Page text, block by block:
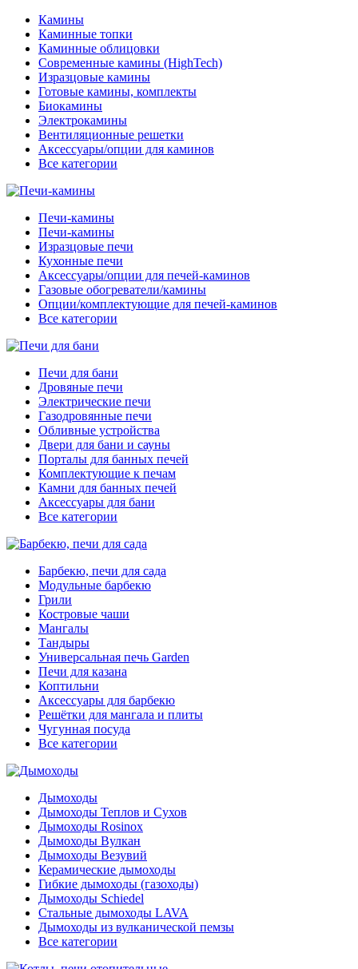
Камины
Каминные топки
Каминные облицовки
Современные камины (HighTech)
Изразцовые камины
Готовые камины, комплекты
Биокамины
Электрокамины
Вентиляционные решетки
Аксессуары/опции для каминов
Все категории
Печи-камины
Печи-камины
Изразцовые печи
Кухонные печи
Аксессуары/опции для печей-каминов
Газовые обогреватели/камины
Опции/комплектующие для печей-каминов
Все категории
Печи для бани
Дровяные печи
Электрические печи
Газодровянные печи
Обливные устройства
Двери для бани и сауны
Порталы для банных печей
Комплектующие к печам
Камни для банных печей
Аксессуары для бани
Все категории
Барбекю, печи для сада
Модульные барбекю
Грили
Костровые чаши
Мангалы
Тандыры
Универсальная печь Garden
Печи для казана
Коптильни
Аксессуары для барбекю
Решётки для мангала и плиты
Чугунная посуда
Все категории
Дымоходы
Дымоходы Теплов и Сухов
Дымоходы Rosinox
Дымоходы Вулкан
Дымоходы Везувий
Керамические дымоходы
Гибкие дымоходы (газоходы)
Дымоходы Schiedel
Стальные дымоходы LAVA
Дымоходы из вулканической пемзы
Все категории